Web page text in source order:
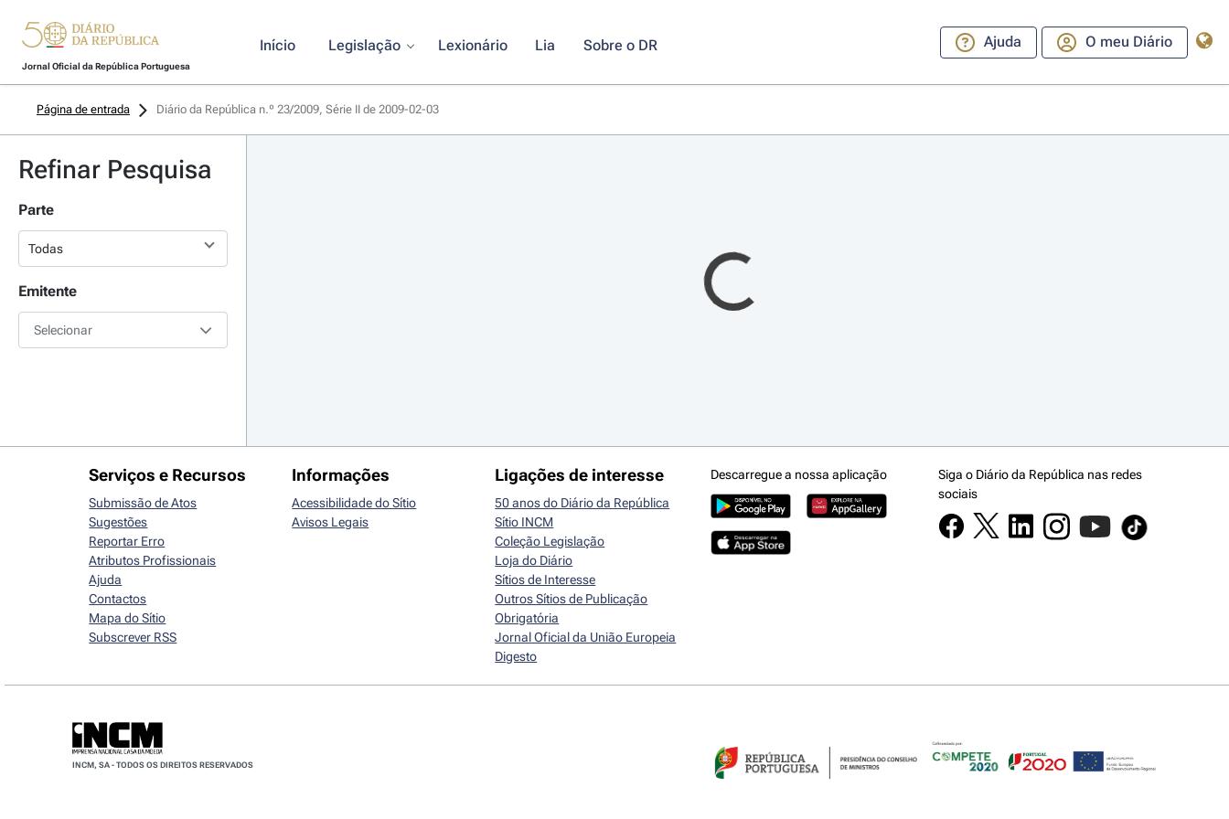
Jornal Oficial da República Portuguesa
Início Legislação Lexionário Lia Sobre o DR Ajuda O meu Diário
Página de entrada Diário da República n.º 23/2009, Série II de 2009-02-03
Refinar Pesquisa
Parte
Emitente
Selecionar
Serviços e Recursos
Submissão de Atos
Sugestões
Reportar Erro
Atributos Profissionais
Ajuda
Contactos
Mapa do Sítio
Subscrever RSS
Informações
Acessibilidade do Sítio
Avisos Legais
Ligações de interesse
50 anos do Diário da República
Sítio INCM
Coleção Legislação
Loja do Diário
Sítios de Interesse
Outros Sítios de Publicação
Obrigatória
Jornal Oficial da União Europeia
Digesto
Descarregue a nossa aplicação
Siga o Diário da República nas redes
sociais
INCM, SA - TODOS OS DIREITOS RESERVADOS